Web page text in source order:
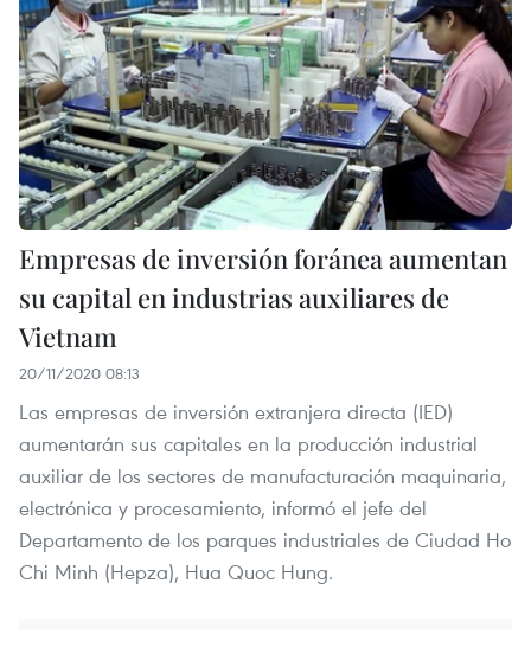
Empresas de inversión foránea aumentan
su capital en industrias auxiliares de
Vietnam
20/11/2020 08:13
Las empresas de inversión extranjera directa (IED)
aumentarán sus capitales en la producción industrial
auxiliar de los sectores de manufacturación maquinaria,
electrónica y procesamiento, informó el jefe del
Departamento de los parques industriales de Ciudad Ho
Chi Minh (Hepza), Hua Quoc Hung.